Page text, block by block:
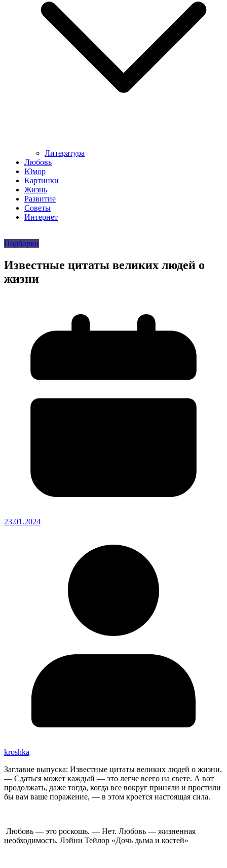
Литература
Любовь
Юмор
Картинки
Жизнь
Развитие
Советы
Интернет
Подборки
Известные цитаты великих людей о
жизни
23.01.2024
kroshka
Заглавие выпуска: Известные цитаты великих людей о жизни.
— Сдаться может каждый — это легче всего на свете. А вот
продолжать, даже тогда, когда все вокруг приняли и простили
бы вам ваше поражение, — в этом кроется настоящая сила.
Любовь — это роскошь. — Нет. Любовь — жизненная
необходимость. Лэйни Тейлор «Дочь дыма и костей»